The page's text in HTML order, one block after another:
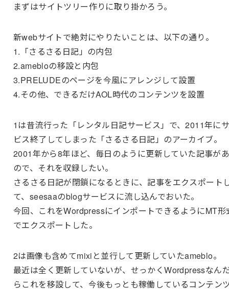
まずはサイトツリー作りに取り掛かろう。
新webサイトで絶対にやりたいことは、以下の通り。
1.「さるさる日記」の内包
2.amebloの移設と内包
3.PRELUDEのページを今風にアレンジして設置
4.その他、できるだけAOL時代のコンテンツを設置
1は昔流行った「レンタル日記サービス」で、2011年に
ビス終了してしまった「さるさる日記」のアーカイブ。
2001年から8年ほど、毎日のように更新していた記事が
ので、それを収録したい。
さるさる日記が閉鎖になるときに、記事をエクスポート
て、seesaaのblogサービスに流し込んでおいた。
今回、これをWordpressにインポートできるようにMT形
でエクスポートした。
2は画像も含めてmixiと並行して更新していたameblo。
最近は全く更新していないが、せっかくWordpressなん
らこれを移設して、今後もっとも稼働しているコンテン